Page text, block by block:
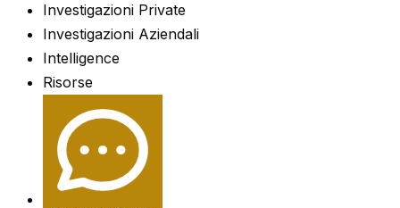
Investigazioni Private
Investigazioni Aziendali
Intelligence
Risorse